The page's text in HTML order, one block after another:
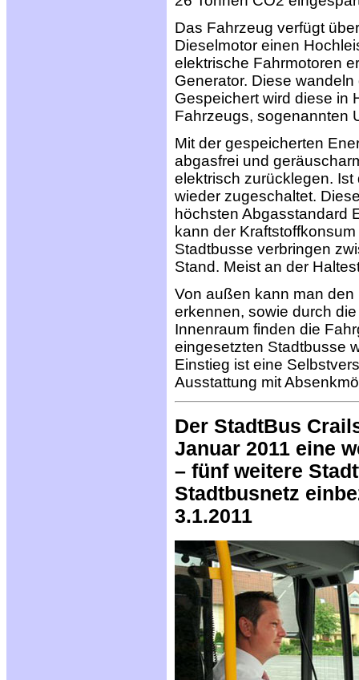
Das Fahrzeug verfügt
Dieselmotor einen
elektrische Fahrmotoren
Generator. Diese
Gespeichert wird diese in
Fahrzeugs, sogenannten
Mit der gespeicherten
abgasfrei und
elektrisch zurücklegen.
wieder zugeschaltet.
höchsten Abgasstandard
kann der
Stadtbusse verbringen
Stand. Meist an der
Von außen kann man
erkennen, sowie durch
Innenraum finden die
eingesetzten Stadtbusse
Einstieg ist eine
Ausstattung mit
Der StadtBus
Januar 2011 eine
– fünf weitere
Stadtbusnetz
3.1.2011